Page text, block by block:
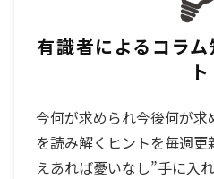
有識者によるコラ
ト
今何が求められ今後何が
を読み解くヒントを毎週更
えあれば憂いなし”手に入